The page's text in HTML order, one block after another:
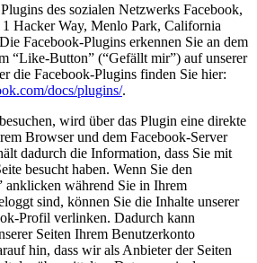
des sozialen Netzwerks Facebook,
Hacker Way, Menlo Park, California
Facebook-Plugins erkennen Sie an dem
“Like-Button” (“Gefällt mir”) auf unserer
die Facebook-Plugins finden Sie hier:
docs/plugins/.
wird über das Plugin eine direkte
Browser und dem Facebook-Server
dadurch die Information, dass Sie mit
besucht haben. Wenn Sie den
anklicken während Sie in Ihrem
sind, können Sie die Inhalte unserer
Profil verlinken. Dadurch kann
Seiten Ihrem Benutzerkonto
hin, dass wir als Anbieter der Seiten